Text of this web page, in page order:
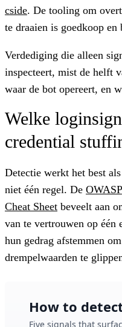
cside. De tooling om
te draaien is goedkoop en
Verdediging die alleen
inspecteert, mist de helft
waar de bot opereert, en
Welke
credential
Detectie werkt het best
niet één regel. De OWASP
Cheat Sheet beveelt aan
van te vertrouwen op één
hun gedrag afstemmen
drempelwaarden te